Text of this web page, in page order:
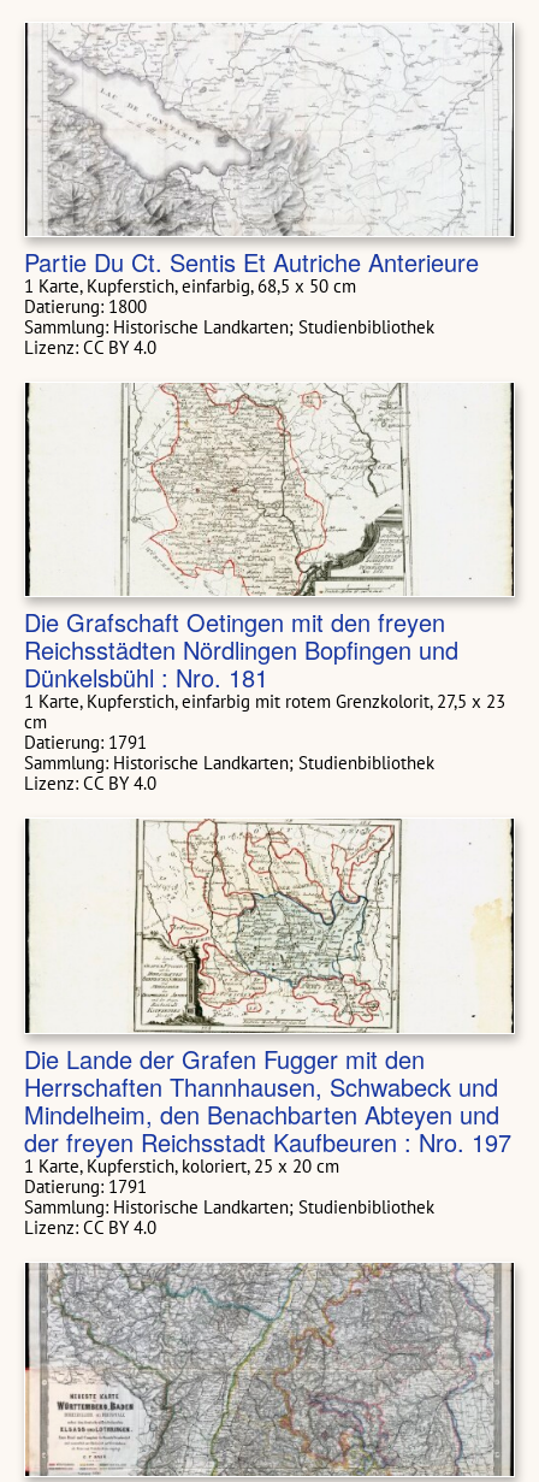
Partie Du Ct. Sentis Et Autriche Anterieure
1 Karte, Kupferstich, einfarbig, 68,5 x 50 cm
Datierung: 1800
Sammlung: Historische Landkarten; Studienbibliothek
Lizenz: CC BY 4.0
Die Grafschaft Oetingen mit den freyen
Reichsstädten Nördlingen Bopfingen und
Dünkelsbühl : Nro. 181
1 Karte, Kupferstich, einfarbig mit rotem Grenzkolorit, 27,5 x 23
cm
Datierung: 1791
Sammlung: Historische Landkarten; Studienbibliothek
Lizenz: CC BY 4.0
Die Lande der Grafen Fugger mit den
Herrschaften Thannhausen, Schwabeck und
Mindelheim, den Benachbarten Abteyen und
der freyen Reichsstadt Kaufbeuren : Nro. 197
1 Karte, Kupferstich, koloriert, 25 x 20 cm
Datierung: 1791
Sammlung: Historische Landkarten; Studienbibliothek
Lizenz: CC BY 4.0